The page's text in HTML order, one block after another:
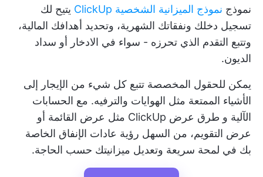
نموذج نموذج الميزانية الشخصية ClickUp
يتيح لك
تسجيل دخلك ونفقاتك الشهرية، وتحديد أهدافك المالية،
وتتبع التقدم الذي تحرزه - سواء في الادخار أو سداد
الديون.
يمكن للحقول المخصصة تتبع كل شيء من الإيجار إلى
الأشياء الممتعة مثل الهوايات والترفيه. مع الحسابات
الآلية و طرق عرض ClickUp
مثل عرض القائمة أو
عرض التقويم، من السهل رؤية عادات الإنفاق الخاصة
بك في لمحة سريعة وتعديل ميزانيتك حسب الحاجة.